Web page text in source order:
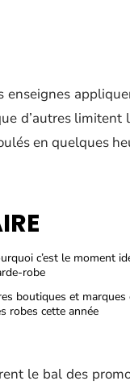
enseignes
d’autres
en quelques
c’est le moment
robe
boutiques et marques
robes cette année
le bal des